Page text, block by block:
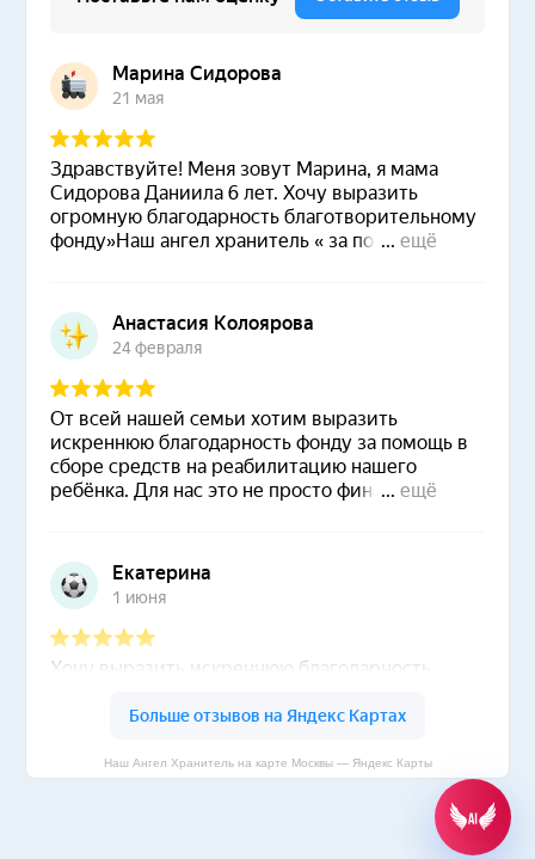
Наш Ангел Хранитель на карте Москвы — Яндекс Карты